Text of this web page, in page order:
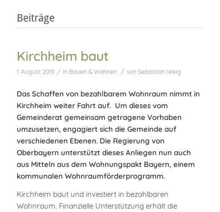
Beiträge
Kirchheim baut
1. August 2019 / in Bauen & Wohnen / von Sebastian Weig
Das Schaffen von bezahlbarem Wohnraum nimmt in
Kirchheim weiter Fahrt auf. Um dieses vom
Gemeinderat gemeinsam getragene Vorhaben
umzusetzen, engagiert sich die Gemeinde auf
verschiedenen Ebenen. Die Regierung von
Oberbayern unterstützt dieses Anliegen nun auch
aus Mitteln aus dem Wohnungspakt Bayern, einem
kommunalen Wohnraumförderprogramm.
Kirchheim baut und investiert in bezahlbaren
Wohnraum. Finanzielle Unterstützung erhält die